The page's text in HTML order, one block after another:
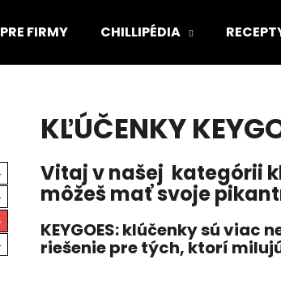
PRE FIRMY CHILLIPÉDIA
KĽÚČENKY
Vitaj v našej kategórii
môžeš mať svoje
KEYGOES: klúčenky sú
riešenie pre tých, ktorí
Odporúčame